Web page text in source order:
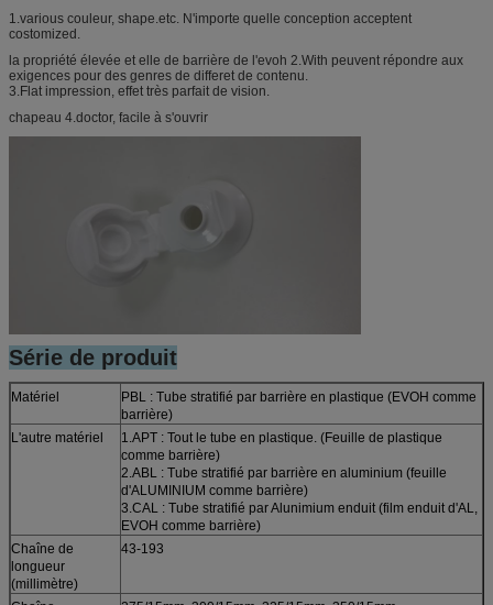
1.various couleur, shape.etc. N'importe quelle conception acceptent
costomized.
la propriété élevée et elle de barrière de l'evoh 2.With peuvent répondre aux
exigences pour des genres de differet de contenu.
3.Flat impression, effet très parfait de vision.
chapeau 4.doctor, facile à s'ouvrir
Série de produit
Matériel
PBL : Tube stratifié par barrière en plastique (EVOH comme
barrière)
L'autre matériel
1.APT : Tout le tube en plastique. (Feuille de plastique
comme barrière)
2.ABL : Tube stratifié par barrière en aluminium (feuille
d'ALUMINIUM comme barrière)
3.CAL : Tube stratifié par Alunimium enduit (film enduit d'AL,
EVOH comme barrière)
Chaîne de
longueur
(millimètre)
43-193